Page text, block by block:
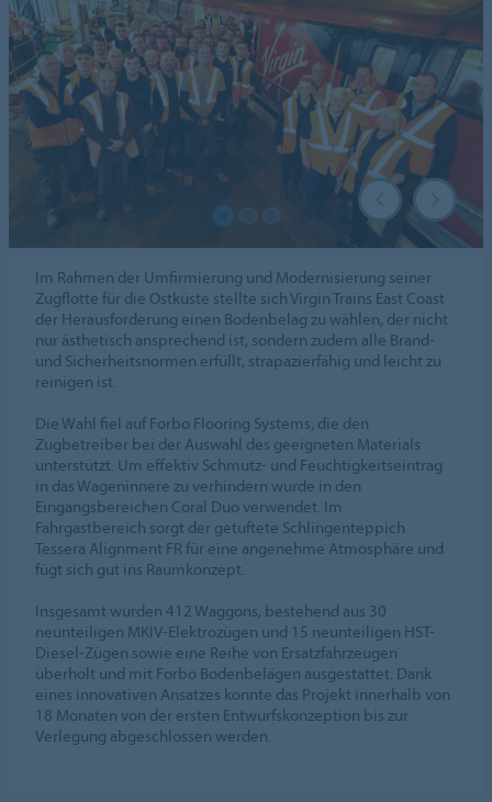
Im Rahmen der Umfirmierung und Modernisierung seiner
Zugflotte für die Ostküste stellte sich Virgin Trains East Coast
der Herausforderung einen Bodenbelag zu wählen, der nicht
nur ästhetisch ansprechend ist, sondern zudem alle Brand-
und Sicherheitsnormen erfüllt, strapazierfähig und leicht zu
reinigen ist.
Die Wahl fiel auf Forbo Flooring Systems, die den
Zugbetreiber bei der Auswahl des geeigneten Materials
unterstützt. Um effektiv Schmutz- und Feuchtigkeitseintrag
in das Wageninnere zu verhindern wurde in den
Eingangsbereichen Coral Duo verwendet. Im
Fahrgastbereich sorgt der getuftete Schlingenteppich
Tessera Alignment FR für eine angenehme Atmosphäre und
fügt sich gut ins Raumkonzept.
Insgesamt wurden 412 Waggons, bestehend aus 30
neunteiligen MKIV-Elektrozügen und 15 neunteiligen HST-
Diesel-Zügen sowie eine Reihe von Ersatzfahrzeugen
überholt und mit Forbo Bodenbelägen ausgestattet. Dank
eines innovativen Ansatzes konnte das Projekt innerhalb von
18 Monaten von der ersten Entwurfskonzeption bis zur
Verlegung abgeschlossen werden.